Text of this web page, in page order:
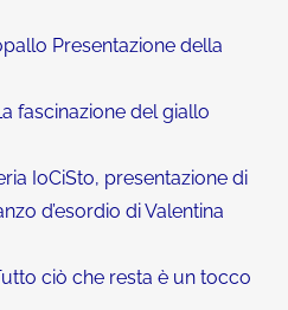
Presentazione della
fascinazione del giallo
IoCiSto, presentazione di
d’esordio di Valentina
ciò che resta è un tocco